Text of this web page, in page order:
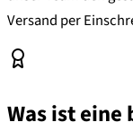
Versand per
Was ist